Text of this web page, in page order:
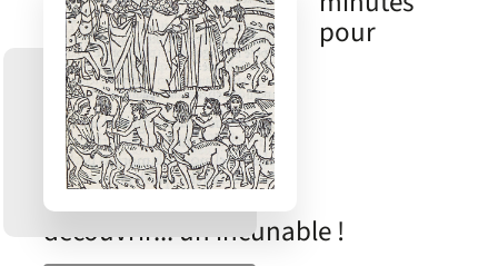
mail
pour
découvrir... un incunable !